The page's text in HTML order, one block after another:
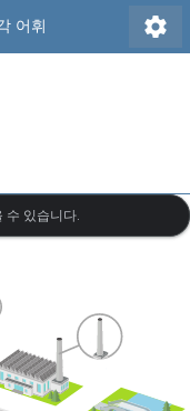
어휘 settings
수 있습니다.